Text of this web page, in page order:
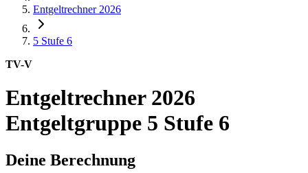
Entgeltrechner 2026
5 Stufe 6
TV-V
Entgeltrechner 2026
Entgeltgruppe 5 Stufe 6
Deine Berechnung